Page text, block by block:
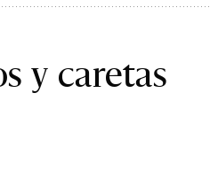
y caretas